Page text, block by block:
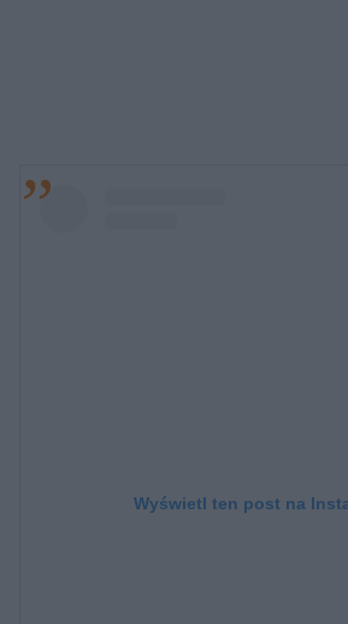
Wyświetl ten post na